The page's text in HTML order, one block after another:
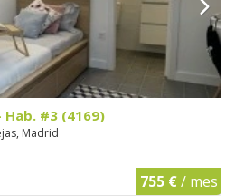
Hab. #3 (4169)
Madrid
755 €/ mes